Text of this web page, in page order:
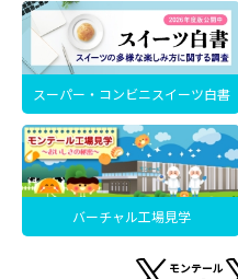
スーパー・コンビニスイーツ白書
バーチャル工場見学
モンテール